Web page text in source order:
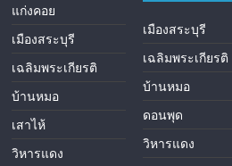
แก่งคอย
เมืองสระบุรี
เฉลิมพระเกียรติ
บ้านหมอ
เสาไห้
วิหารแดง
เมืองสระบุรี
เฉลิมพระเกียรติ
บ้านหมอ
ดอนพุด
วิหารแดง